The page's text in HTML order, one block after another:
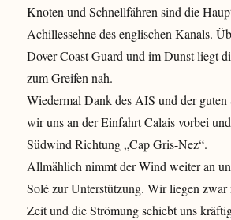
Knoten und Schnellfähren sind die
Achillessehne des englischen Kanals.
Dover Coast Guard und im Dunst liegt
zum Greifen nah.
Wiedermal Dank des AIS und der guten
wir uns an der Einfahrt Calais vorbei
Südwind Richtung „Cap Gris-Nez“.
Allmählich nimmt der Wind weiter an
Solé zur Unterstützung. Wir liegen
Zeit und die Strömung schiebt uns